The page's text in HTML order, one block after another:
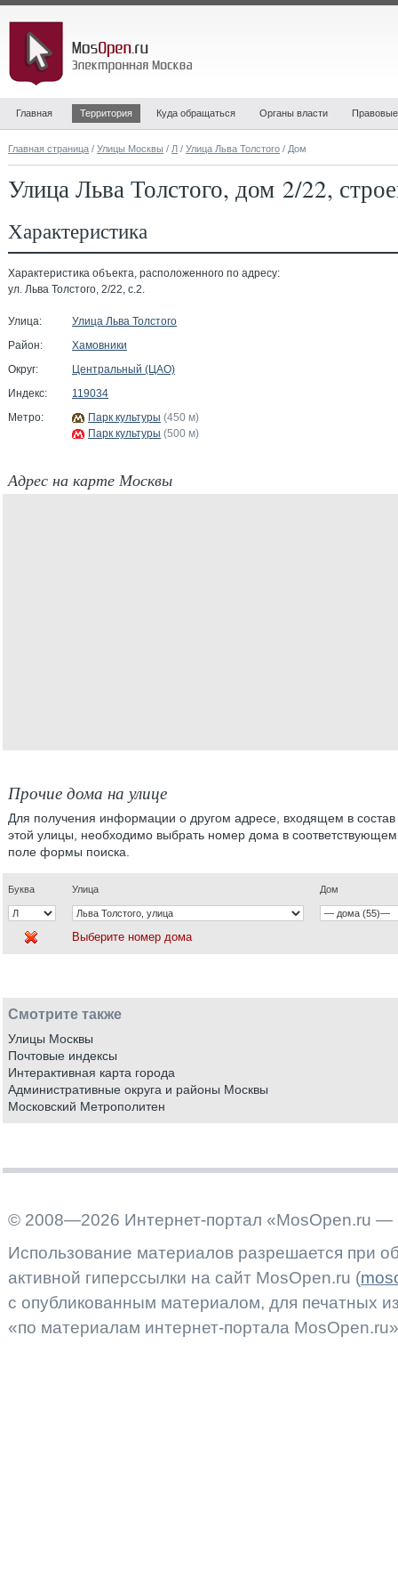
Главная Территория Куда обращаться Органы власти
Главная страница / Улицы Москвы / Л / Улица Льва Толстого / Дом
Улица Льва Толстого, дом 2/22,
Характеристика
Характеристика объекта, расположенного по адресу:
ул. Льва Толстого, 2/22, с.2.
Улица:
Улица Льва Толстого
Район:
Хамовники
Округ:
Центральный (ЦАО)
Индекс:
119034
Метро:
Парк культуры (450 м)
Парк культуры (500 м)
Адрес на карте Москвы
Прочие дома на улице
Для получения информации о другом адресе, входящем в состав
этой улицы, необходимо выбрать номер дома в соответствующем
поле формы поиска.
Буква Улица Дом
Выберите номер дома
Смотрите также
Улицы Москвы
Почтовые индексы
Интерактивная карта города
Административные округа и районы Москвы
Московский Метрополитен
© 2008—2026 Интернет-портал «MosOpen.ru —
Использование материалов разрешается при
активной гиперссылки на сайт MosOpen.ru (
с опубликованным материалом, для печатных
«по материалам интернет-портала